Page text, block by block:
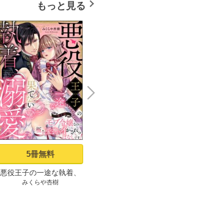
もっと見る
5冊無料
悪役王子の一途な執着、
果てない溺愛。 モブ令嬢
みくらや杏樹
N
e
x
t